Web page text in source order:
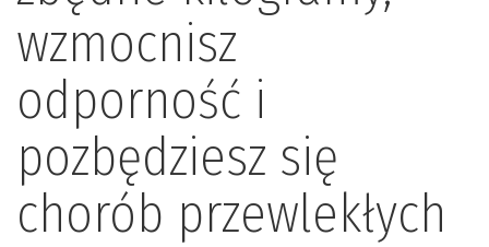
wzmocnisz
odporność i
pozbędziesz się
chorób przewlekłych